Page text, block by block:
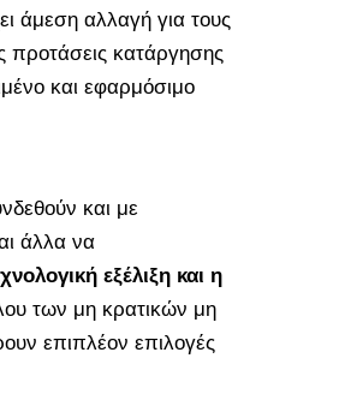
άμεση αλλαγή για τους
προτάσεις κατάργησης
και εφαρμόσιμο
και με
άλλα να
εξέλιξη και η
των μη κρατικών μη
επιπλέον επιλογές